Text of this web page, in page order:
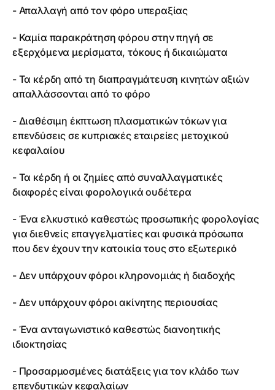
- Απαλλαγή από τον φόρο υπεραξίας
- Καμία παρακράτηση φόρου στην πηγή σε
εξερχόμενα μερίσματα, τόκους ή δικαιώματα
- Τα κέρδη από τη διαπραγμάτευση κινητών αξιών
απαλλάσσονται από το φόρο
- Διαθέσιμη έκπτωση πλασματικών τόκων για
επενδύσεις σε κυπριακές εταιρείες μετοχικού
κεφαλαίου
- Τα κέρδη ή οι ζημίες από συναλλαγματικές
διαφορές είναι φορολογικά ουδέτερα
- Ένα ελκυστικό καθεστώς προσωπικής φορολογίας
για διεθνείς επαγγελματίες και φυσικά πρόσωπα
που δεν έχουν την κατοικία τους στο εξωτερικό
- Δεν υπάρχουν φόροι κληρονομιάς ή διαδοχής
- Δεν υπάρχουν φόροι ακίνητης περιουσίας
- Ένα ανταγωνιστικό καθεστώς διανοητικής
ιδιοκτησίας
- Προσαρμοσμένες διατάξεις για τον κλάδο των
επενδυτικών κεφαλαίων